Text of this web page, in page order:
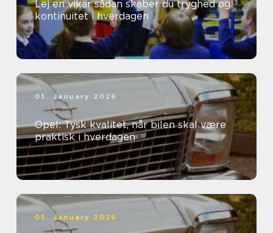
Lej en vikar sådan skaber du tryghed og
kontinuitet i hverdagen
05. January 2026
Opel: Tysk kvalitet, når bilen skal være
praktisk i hverdagen
05. January 2026